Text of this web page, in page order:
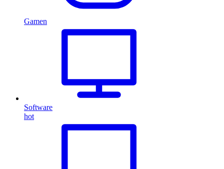
Gamen
Software
hot